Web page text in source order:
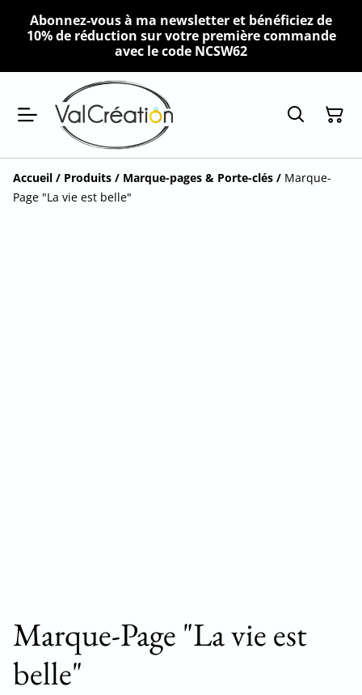
Abonnez-vous à ma newsletter et bénéficiez de
10% de réduction sur votre première commande
avec le code NCSW62
Accueil / Produits / Marque-pages & Porte-clés / Marque-
Page "La vie est belle"
Marque-Page "La vie est
belle"